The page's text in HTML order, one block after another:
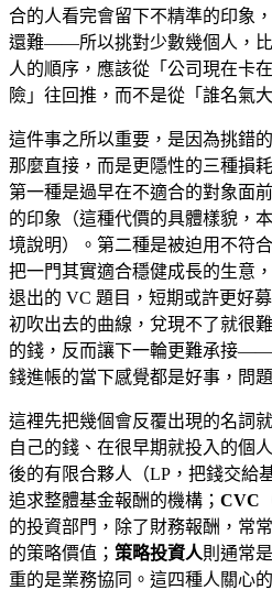
合的人看完會留下不精準的印象
還難——所以挑對少數幾個人，
人的順序，應該從「公司現在卡
險」往回推，而不是從「誰名氣
這件事之所以重要，是因為挑錯
那麼直接，而是更隱性的三種損
第一種是過早在不適合的對象面
的印象（這種代價的具體樣貌，
境說明）。第二種是被迫用不符
把一門其實適合穩健成長的生意
退出的 VC 題目，短期或許更好
初吹出去的曲線，兌現不了就很
的錢，反而讓下一輪更難承接
錢進帳的當下感覺都是好事，問
這裡先把幾個會反覆出現的名詞
自己的錢、在很早期就投入的個人
後的有限合夥人（LP，把錢交給
追求整體基金報酬的機構； CVC
的投資部門，除了財務報酬，常
的策略價值； 策略投資人則通常
重的是業務協同。這四種人關心